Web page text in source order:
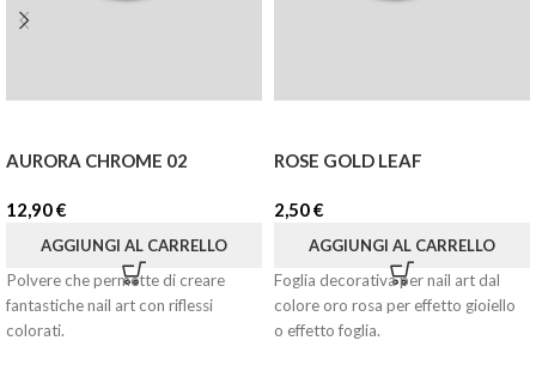
AURORA CHROME 02
12,90€
AGGIUNGI AL CARRELLO
Polvere che permette di creare
fantastiche nail art con riflessi
colorati.
ROSE GOLD LEAF
2,50€
AGGIUNGI AL CARRELLO
Foglia decorativa per nail art dal
colore oro rosa per effetto gioiello
o effetto foglia.